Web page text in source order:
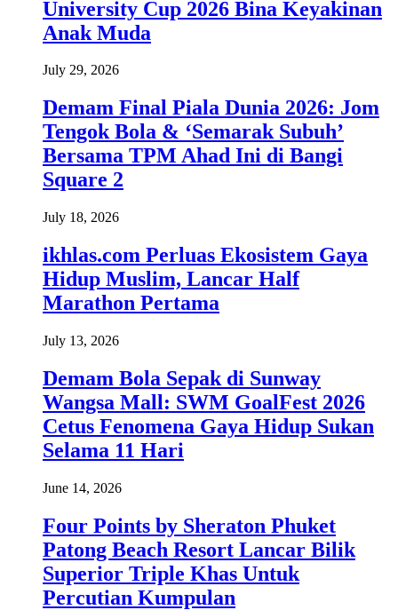
University Cup 2026 Bina Keyakinan
Anak Muda
July 29, 2026
Demam Final Piala Dunia 2026: Jom
Tengok Bola & ‘Semarak Subuh’
Bersama TPM Ahad Ini di Bangi
Square 2
July 18, 2026
ikhlas.com Perluas Ekosistem Gaya
Hidup Muslim, Lancar Half
Marathon Pertama
July 13, 2026
Demam Bola Sepak di Sunway
Wangsa Mall: SWM GoalFest 2026
Cetus Fenomena Gaya Hidup Sukan
Selama 11 Hari
June 14, 2026
Four Points by Sheraton Phuket
Patong Beach Resort Lancar Bilik
Superior Triple Khas Untuk
Percutian Kumpulan